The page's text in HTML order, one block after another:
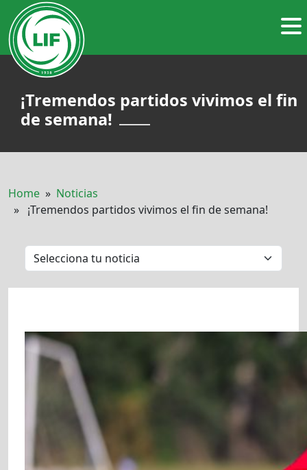
¡Tremendos partidos vivimos el fin
de semana!
Home » Noticias
» ¡Tremendos partidos vivimos el fin de semana!